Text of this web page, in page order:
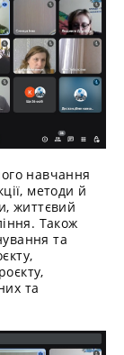
навчання
методи й
життєвий
Також
та
та